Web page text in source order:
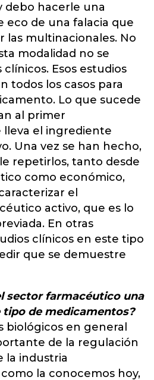
debo hacerle una
eco de una falacia que
las multinacionales. No
modalidad no se
Esos estudios
todos los casos para
Lo que sucede
al primer
el ingrediente
Una vez se han hecho,
repetirlos, tanto desde
como económico,
el
activo, que es lo
En otras
clínicos en este tipo
que se demuestre
sector farmacéutico una
de medicamentos?
biológicos en general
de la regulación
la industria
la conocemos hoy,